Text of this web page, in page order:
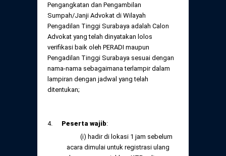
Pengangkatan dan Pengambilan
Sumpah/Janji Advokat di Wilayah
Pengadilan Tinggi Surabaya adalah Calon
Advokat yang telah dinyatakan lolos
verifikasi baik oleh PERADI maupun
Pengadilan Tinggi Surabaya sesuai dengan
nama-nama sebagaimana terlampir dalam
lampiran dengan jadwal yang telah
ditentukan;
4. Peserta wajib:
(i) hadir di lokasi 1 jam sebelum
acara dimulai untuk registrasi ulang